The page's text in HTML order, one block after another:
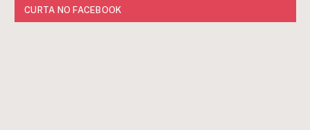
CURTA NO FACEBOOK